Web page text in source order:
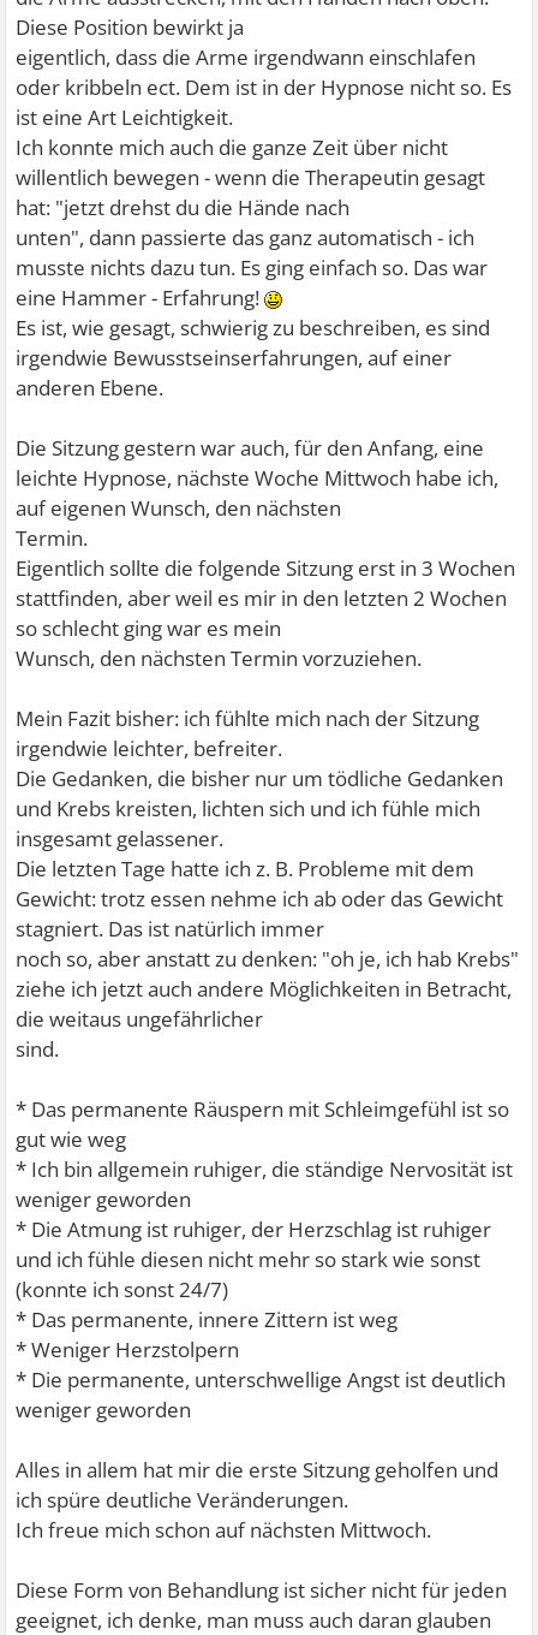
Diese Position bewirkt ja
eigentlich, dass die Arme irgendwann einschlafen
oder kribbeln ect. Dem ist in der Hypnose nicht so. Es
ist eine Art Leichtigkeit.
Ich konnte mich auch die ganze Zeit über nicht
willentlich bewegen - wenn die Therapeutin gesagt
hat: "jetzt drehst du die Hände nach
unten", dann passierte das ganz automatisch - ich
musste nichts dazu tun. Es ging einfach so. Das war
eine Hammer - Erfahrung!
Es ist, wie gesagt, schwierig zu beschreiben, es sind
irgendwie Bewusstseinserfahrungen, auf einer
anderen Ebene.
Die Sitzung gestern war auch, für den Anfang, eine
leichte Hypnose, nächste Woche Mittwoch habe ich,
auf eigenen Wunsch, den nächsten
Termin.
Eigentlich sollte die folgende Sitzung erst in 3 Wochen
stattfinden, aber weil es mir in den letzten 2 Wochen
so schlecht ging war es mein
Wunsch, den nächsten Termin vorzuziehen.
Mein Fazit bisher: ich fühlte mich nach der Sitzung
irgendwie leichter, befreiter.
Die Gedanken, die bisher nur um tödliche Gedanken
und Krebs kreisten, lichten sich und ich fühle mich
insgesamt gelassener.
Die letzten Tage hatte ich z. B. Probleme mit dem
Gewicht: trotz essen nehme ich ab oder das Gewicht
stagniert. Das ist natürlich immer
noch so, aber anstatt zu denken: "oh je, ich hab Krebs"
ziehe ich jetzt auch andere Möglichkeiten in Betracht,
die weitaus ungefährlicher
sind.
* Das permanente Räuspern mit Schleimgefühl ist so
gut wie weg
* Ich bin allgemein ruhiger, die ständige Nervosität ist
weniger geworden
* Die Atmung ist ruhiger, der Herzschlag ist ruhiger
und ich fühle diesen nicht mehr so stark wie sonst
(konnte ich sonst 24/7)
* Das permanente, innere Zittern ist weg
* Weniger Herzstolpern
* Die permanente, unterschwellige Angst ist deutlich
weniger geworden
Alles in allem hat mir die erste Sitzung geholfen und
ich spüre deutliche Veränderungen.
Ich freue mich schon auf nächsten Mittwoch.
Diese Form von Behandlung ist sicher nicht für jeden
geeignet, ich denke, man muss auch daran glauben